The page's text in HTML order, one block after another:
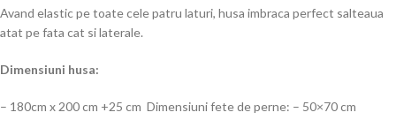
Avand elastic pe toate cele patru laturi, husa imbraca perfect salteaua
atat pe fata cat si laterale.
Dimensiuni husa:
– 180cm x 200 cm +25 cm Dimensiuni fete de perne: – 50×70 cm